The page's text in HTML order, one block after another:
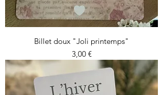
Billet doux "Joli printemps"
Prix
3,00 €